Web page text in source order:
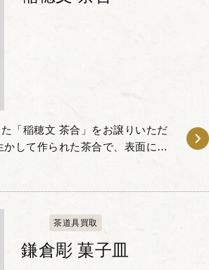
「稲穂文 茶合」をお譲りいただ
して作られた茶合で、表面には
茶道具買取
鎌倉彫 菓子皿